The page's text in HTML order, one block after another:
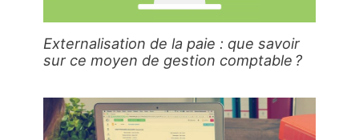
Externalisation de la paie : que savoir
sur ce moyen de gestion comptable ?